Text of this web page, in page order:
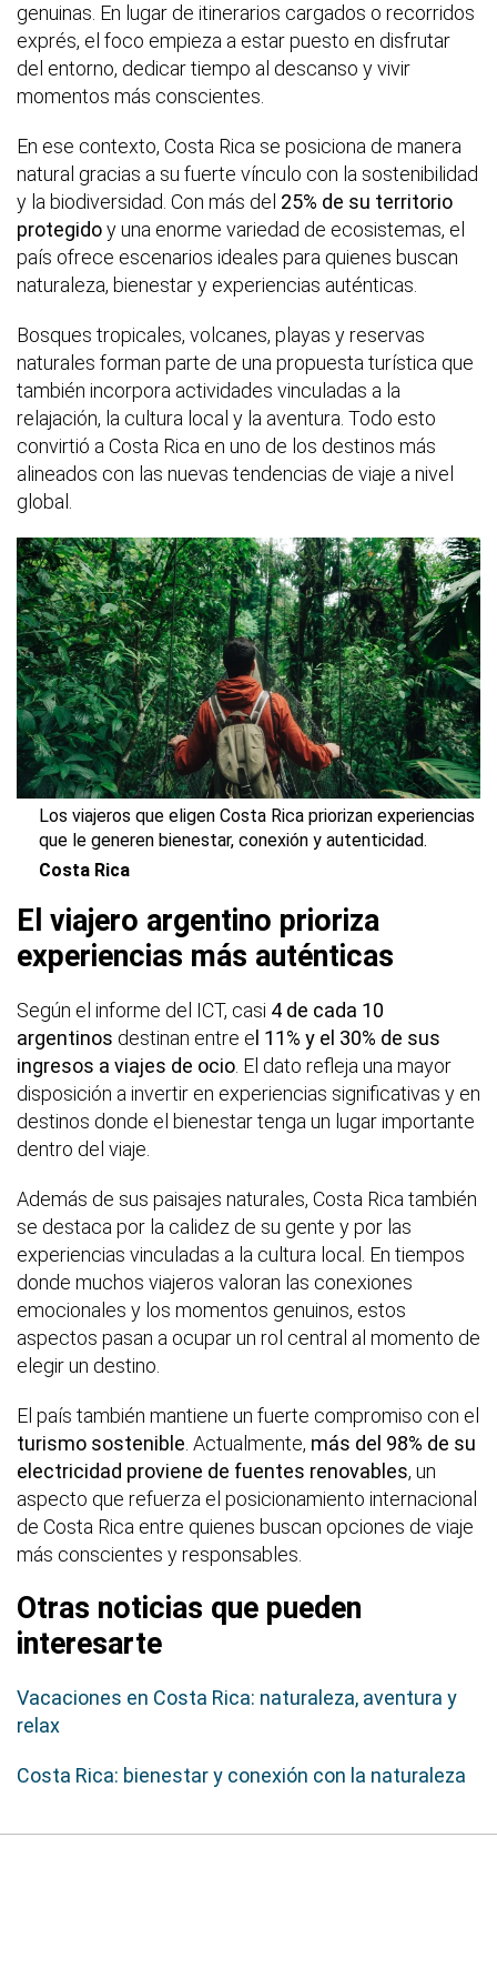
genuinas. En lugar de itinerarios cargados o recorridos
exprés, el foco empieza a estar puesto en disfrutar
del entorno, dedicar tiempo al descanso y vivir
momentos más conscientes.
En ese contexto, Costa Rica se posiciona de manera
natural gracias a su fuerte vínculo con la sostenibilidad
y la biodiversidad. Con más del 25% de su territorio
protegidoy una enorme variedad de ecosistemas, el
país ofrece escenarios ideales para quienes buscan
naturaleza, bienestar y experiencias auténticas.
Bosques tropicales, volcanes, playas y reservas
naturales forman parte de una propuesta turística que
también incorpora actividades vinculadas a la
relajación, la cultura local y la aventura. Todo esto
convirtió a Costa Rica en uno de los destinos más
alineados con las nuevas tendencias de viaje a nivel
global.
Los viajeros que eligen Costa Rica priorizan experiencias
que le generen bienestar, conexión y autenticidad.
Costa Rica
El viajero argentino prioriza
experiencias más auténticas
Según el informe del ICT, casi 4 de cada 10
argentinos destinan entre e l 11% y el 30% de sus
ingresos a viajes de ocio . El dato refleja una mayor
disposición a invertir en experiencias significativas y en
destinos donde el bienestar tenga un lugar importante
dentro del viaje.
Además de sus paisajes naturales, Costa Rica también
se destaca por la calidez de su gente y por las
experiencias vinculadas a la cultura local. En tiempos
donde muchos viajeros valoran las conexiones
emocionales y los momentos genuinos, estos
aspectos pasan a ocupar un rol central al momento de
elegir un destino.
El país también mantiene un fuerte compromiso con el
turismo sostenible . Actualmente, más del 98% de su
electricidad proviene de fuentes renovables, un
aspecto que refuerza el posicionamiento internacional
de Costa Rica entre quienes buscan opciones de viaje
más conscientes y responsables.
Otras noticias que pueden
interesarte
Vacaciones en Costa Rica: naturaleza, aventura y
relax
Costa Rica: bienestar y conexión con la naturaleza